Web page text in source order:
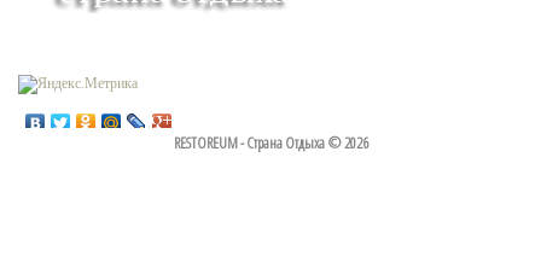
RESTOREUM - Страна Отдыха © 2026